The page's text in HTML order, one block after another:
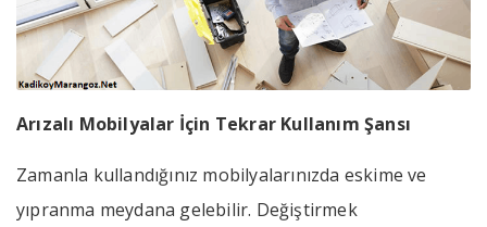
Arızalı Mobilyalar İçin Tekrar Kullanım Şansı
Zamanla kullandığınız mobilyalarınızda eskime ve
yıpranma meydana gelebilir. Değiştirmek